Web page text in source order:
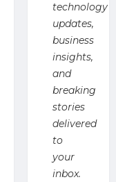
technology
updates,
business
insights,
and
breaking
stories
delivered
to
your
inbox.